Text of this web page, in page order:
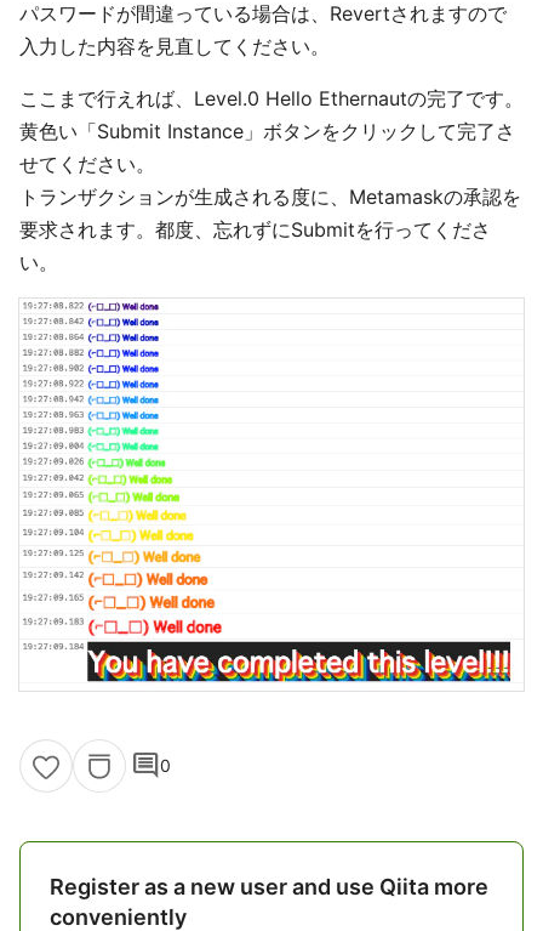
パスワードが間違っている場合は、Revertされますので
入力した内容を見直してください。
ここまで行えれば、Level.0 Hello Ethernautの完了です。
黄色い「Submit Instance」ボタンをクリックして完了さ
せてください。
トランザクションが生成される度に、Metamaskの承認を
要求されます。都度、忘れずにSubmitを行ってくださ
い。
comment0
Register as a new user and use Qiita more
conveniently